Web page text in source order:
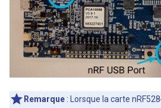
Remarque : Lorsque la carte